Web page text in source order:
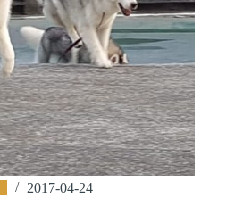
2017-04-24